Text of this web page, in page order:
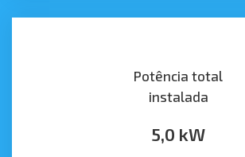
Potência total
instalada
5,0 kW